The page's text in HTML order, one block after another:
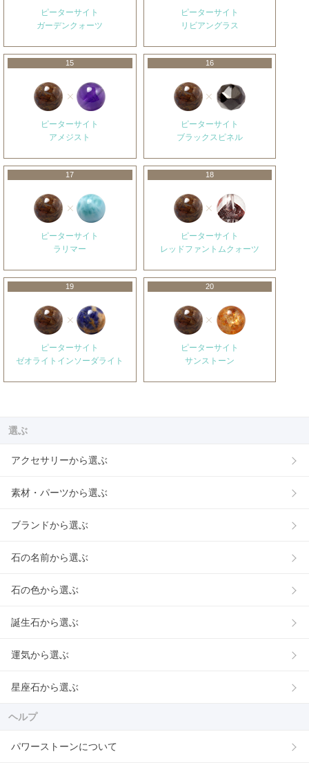
ピーターサイト
ガーデンクォーツ
ピーターサイト
リビアングラス
15
ピーターサイト
アメジスト
16
ピーターサイト
ブラックスピネル
17
ピーターサイト
ラリマー
18
ピーターサイト
レッドファントムクォーツ
19
ピーターサイト
ゼオライトインソーダライト
20
ピーターサイト
サンストーン
選ぶ
アクセサリーから選ぶ
素材・パーツから選ぶ
ブランドから選ぶ
石の名前から選ぶ
石の色から選ぶ
誕生石から選ぶ
運気から選ぶ
星座石から選ぶ
ヘルプ
パワーストーンについて